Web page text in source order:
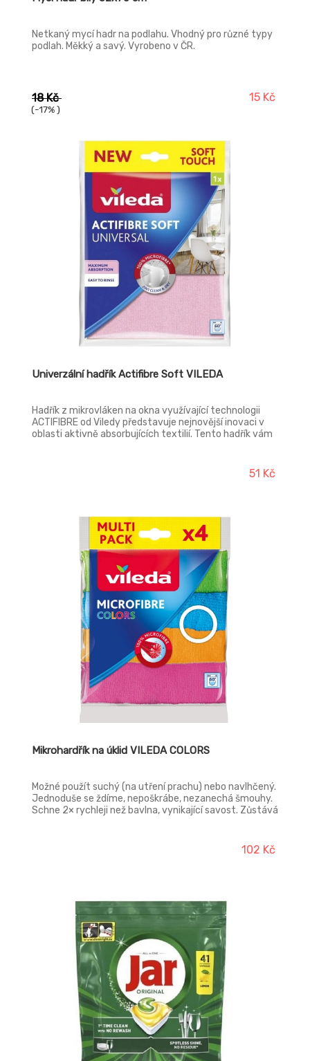
Netkaný mycí hadr na podlahu. Vhodný pro různé typy
podlah. Měkký a savý. Vyrobeno v ČR.
18 Kč
(-17% )
15 Kč
Univerzální hadřík Actifibre Soft VILEDA
Hadřík z mikrovláken na okna využívající technologii
ACTIFIBRE od Viledy představuje nejnovější inovaci v
oblasti aktivně absorbujících textilií. Tento hadřík vám
51 Kč
Mikrohardřík na úklid VILEDA COLORS
Možné použít suchý (na utření prachu) nebo navlhčený.
Jednoduše se ždíme, nepoškrábe, nezanechá šmouhy.
Schne 2× rychleji než bavlna, vynikající savost. Zůstává
prostředků. Vykazuje velmi vysokou životnost. Před
použitím na choulostivém povrchu nejdříve opatrně
nižších teplotách (40 °C) prodlouží životnost hadříku a
zároveň zmírní dopady na životní prostředí.
102 Kč